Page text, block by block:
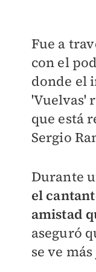
Fue a
con el
donde el
'Vuelvas'
que está
Sergio
Durante
el
amistad
aseguró
se ve